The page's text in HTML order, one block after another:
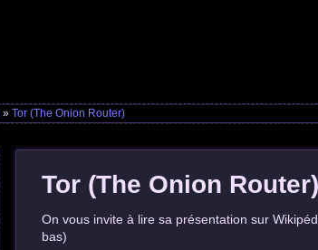
»Tor (The Onion Router)
Tor (The Onion Router)
On vous invite à lire sa présentation sur
bas)